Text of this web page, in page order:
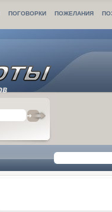
ПОГОВОРКИ ПОЖЕЛАНИЯ